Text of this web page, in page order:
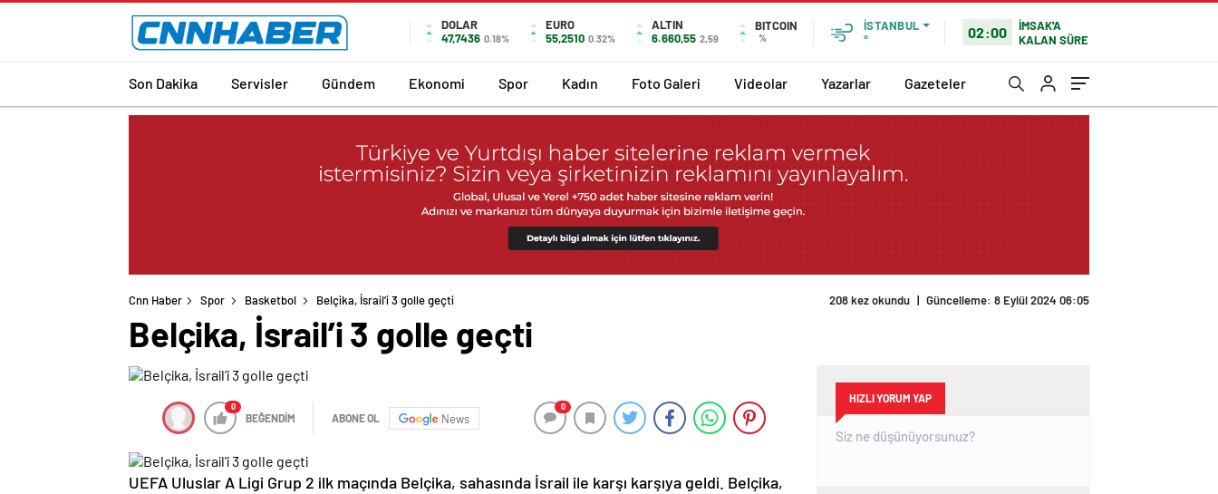
DOLAR
47,7436 0.18%
EURO
55,2510 0.32%
ALTIN
6.660,55 2,59
BITCOIN
%
İSTANBUL
°
02:00
İMSAK'A
KALAN SÜRE
Son Dakika Servisler Gündem Ekonomi Spor Kadın Foto Galeri Videolar Yazarlar Gazeteler
Cnn Haber Spor Basketbol Belçika, İsrail’i 3 golle geçti 208 kez okundu | Güncelleme: 8 Eylül 2024 06:05
Belçika, İsrail’i 3 golle geçti
0
BEĞENDİM ABONE OL News
0
UEFA Uluslar A Ligi Grup 2 ilk maçında Belçika, sahasında İsrail ile karşı karşıya geldi. Belçika,
HIZLI YORUM YAP